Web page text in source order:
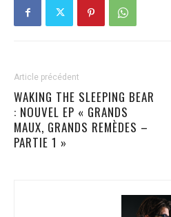
Article précédent
WAKING THE SLEEPING BEAR
: NOUVEL EP « GRANDS
MAUX, GRANDS REMÈDES –
PARTIE 1 »